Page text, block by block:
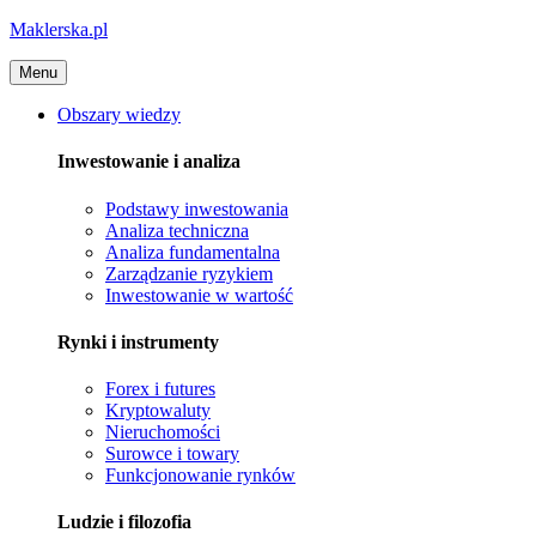
Maklerska.pl
Menu
Obszary wiedzy
Inwestowanie i analiza
Podstawy inwestowania
Analiza techniczna
Analiza fundamentalna
Zarządzanie ryzykiem
Inwestowanie w wartość
Rynki i instrumenty
Forex i futures
Kryptowaluty
Nieruchomości
Surowce i towary
Funkcjonowanie rynków
Ludzie i filozofia